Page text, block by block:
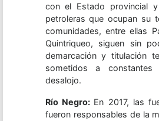
con el Estado provincial
petroleras que ocupan su
comunidades, entre ellas
Quintriqueo, siguen sin
demarcación y titulación
sometidos a constantes
desalojo.
Río Negro: En 2017, las
fueron responsables de la